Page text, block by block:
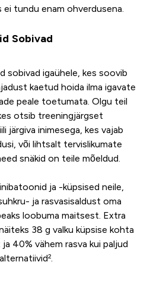
tundu enam ohverdusena.
Sobivad
sobivad igaühele, kes soovib
kaetud hoida ilma igavate
peale toetumata. Olgu teil
otsib treeningjärgset
järgiva inimesega, kes vajab
või lihtsalt tervislikumate
snäkid on teile mõeldud.
ja -küpsised neile,
ja rasvasisaldust oma
loobuma maitsest. Extra
38 g valku küpsise kohta
40% vähem rasva kui paljud